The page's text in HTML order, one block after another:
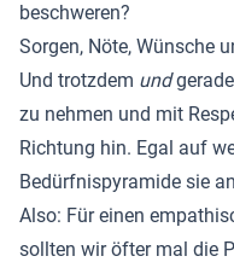
beschweren?
Sorgen, Nöte, Wünsche
Und trotzdem und
zu nehmen und mit
Richtung hin. Egal auf
Bedürfnispyramide sie
Also: Für einen
sollten wir öfter mal die